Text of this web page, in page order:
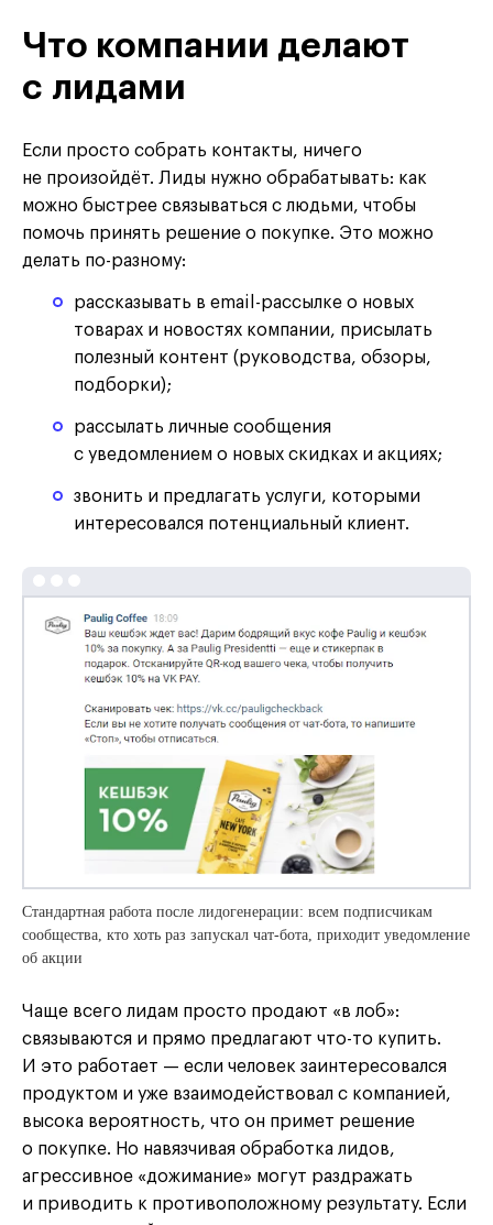
Что компании делают
с лидами
Если просто собрать контакты, ничего
не произойдёт. Лиды нужно обрабатывать: как
можно быстрее связываться с людьми, чтобы
помочь принять решение о покупке. Это можно
делать по-разному:
рассказывать в email-рассылке о новых
товарах и новостях компании, присылать
полезный контент (руководства, обзоры,
подборки);
рассылать личные сообщения
с уведомлением о новых скидках и акциях;
звонить и предлагать услуги, которыми
интересовался потенциальный клиент.
Стандартная работа после лидогенерации: всем подписчикам
сообщества, кто хоть раз запускал чат-бота, приходит уведомление
об акции
Чаще всего лидам просто продают «в лоб»:
связываются и прямо предлагают что-то купить.
И это работает — если человек заинтересовался
продуктом и уже взаимодействовал с компанией,
высока вероятность, что он примет решение
о покупке. Но навязчивая обработка лидов,
агрессивное «дожимание» могут раздражать
и приводить к противоположному результату. Если